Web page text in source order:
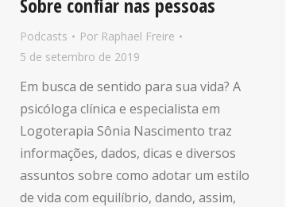
Podcasts Por Raphael Freire
5 de setembro de 2019
Em busca de sentido para sua vida? A
psicóloga clínica e especialista em
Logoterapia Sônia Nascimento traz
informações, dados, dicas e diversos
assuntos sobre como adotar um estilo
de vida com equilíbrio, dando, assim,